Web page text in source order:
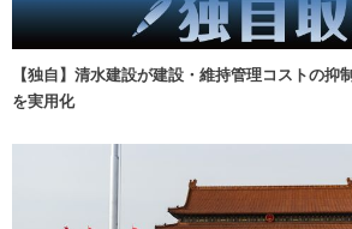
【独自】清水建設が建設・維持管理コストの抑
を実用化